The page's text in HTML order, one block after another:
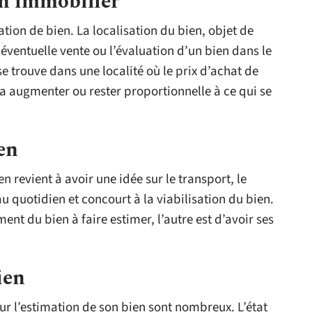
de bien. La localisation du bien, objet de
vente ou l’évaluation d’un bien dans le
trouve dans une localité où le prix d’achat de
augmenter ou rester proportionnelle à ce qui se
revient à avoir une idée sur le transport, le
quotidien et concourt à la viabilisation du bien.
du bien à faire estimer, l’autre est d’avoir ses
l’estimation de son bien sont nombreux. L’état